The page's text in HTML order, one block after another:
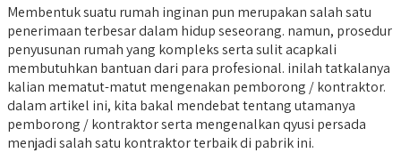
Membentuk suatu rumah inginan pun merupakan salah satu
penerimaan terbesar dalam hidup seseorang. namun, prosedur
penyusunan rumah yang kompleks serta sulit acapkali
membutuhkan bantuan dari para profesional. inilah tatkalanya
kalian mematut-matut mengenakan pemborong / kontraktor.
dalam artikel ini, kita bakal mendebat tentang utamanya
pemborong / kontraktor serta mengenalkan qyusi persada
menjadi salah satu kontraktor terbaik di pabrik ini.